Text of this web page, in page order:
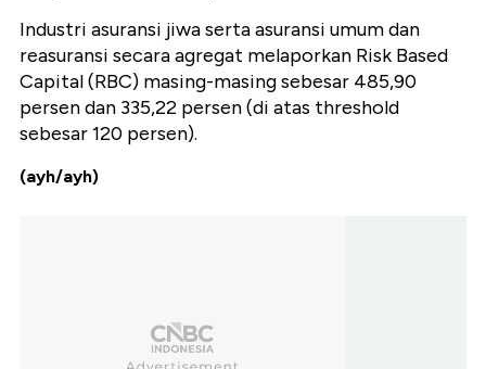
Industri asuransi jiwa serta asuransi umum dan
reasuransi secara agregat melaporkan Risk Based
Capital (RBC) masing-masing sebesar 485,90
persen dan 335,22 persen (di atas threshold
sebesar 120 persen).
(ayh/ayh)